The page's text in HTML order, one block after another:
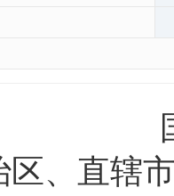
区、直辖